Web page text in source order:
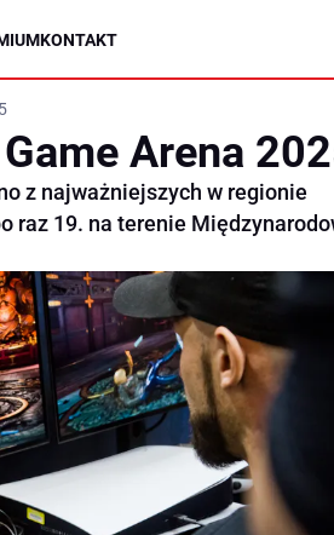
KONTAKT
Arena
z najważniejszych w regionie
raz 19. na terenie